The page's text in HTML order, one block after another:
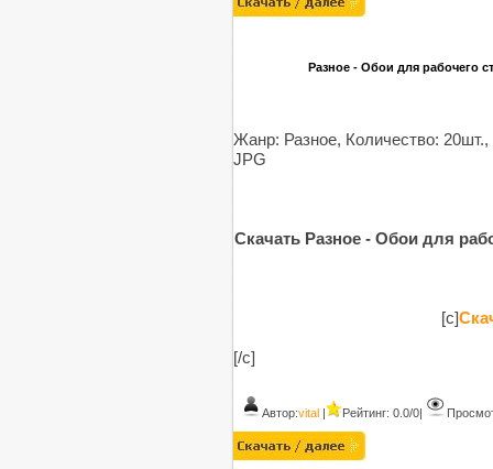
Разное - Обои для рабочего
Жанр: Разное, Количество:
JPG
Скачать Разное - Обои для
[c]
[/c]
Автор:vital | Рейтинг: 0.0/0|